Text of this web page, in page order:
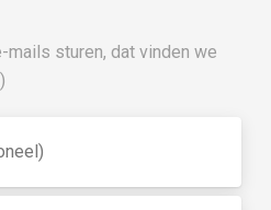
sturen, dat vinden we